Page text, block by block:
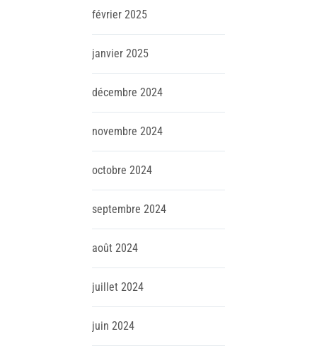
février 2025
janvier 2025
décembre 2024
novembre 2024
octobre 2024
septembre 2024
août 2024
juillet 2024
juin 2024